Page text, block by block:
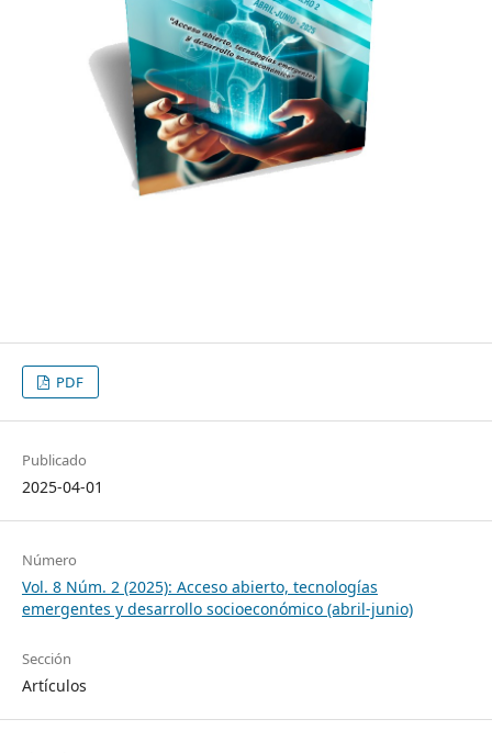
PDF
Publicado
2025-04-01
Número
Vol. 8 Núm. 2 (2025): Acceso abierto, tecnologías
emergentes y desarrollo socioeconómico (abril-junio)
Sección
Artículos